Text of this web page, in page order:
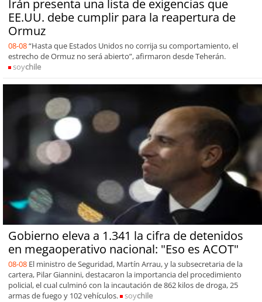
Irán presenta una lista de exigencias que
EE.UU. debe cumplir para la reapertura de
Ormuz
08-08“Hasta que Estados Unidos no corrija su comportamiento, el
estrecho de Ormuz no será abierto”, afirmaron desde Teherán.
soychile
Gobierno eleva a 1.341 la cifra de detenidos
en megaoperativo nacional: "Eso es ACOT"
08-08 El ministro de Seguridad, Martín Arrau, y la subsecretaria de la
cartera, Pilar Giannini, destacaron la importancia del procedimiento
policial, el cual culminó con la incautación de 862 kilos de droga, 25
armas de fuego y 102 vehículos.
soychile